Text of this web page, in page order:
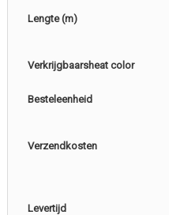
Lengte (m)
Verkrijgbaarsheat color
Besteleenheid
Verzendkosten
Levertijd